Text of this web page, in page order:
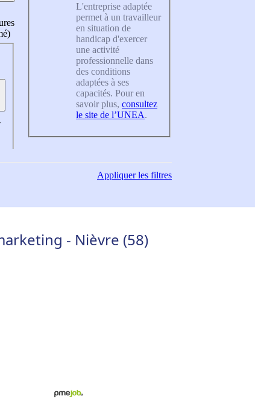
L'entreprise adaptée
permet à un travailleur
en situation de
handicap d'exercer
une activité
professionnelle dans
des conditions
adaptées à ses
capacités. Pour en
savoir plus, consultez
le site de l’UNEA.
Appliquerles filtres
- Nièvre (58)